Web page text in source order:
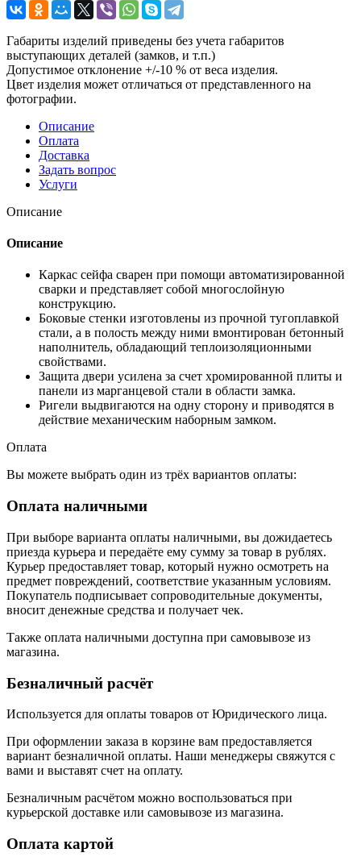
Габариты изделий приведены без учета габаритов
выступающих деталей (замков, и т.п.)
Допустимое отклонение +/-10 % от веса изделия.
Цвет изделия может отличаться от представленного на
фотографии.
Описание
Оплата
Доставка
Задать вопрос
Услуги
Описание
Описание
Каркас сейфа сварен при помощи автоматизированной
сварки и представляет собой многослойную
конструкцию.
Боковые стенки изготовлены из прочной тугоплавкой
стали, а в полость между ними вмонтирован бетонный
наполнитель, обладающий теплоизоляционными
свойствами.
Защита двери усилена за счет хромированной плиты и
панели из марганцевой стали в области замка.
Ригели выдвигаются на одну сторону и приводятся в
действие механическим наборным замком.
Оплата
Вы можете выбрать один из трёх вариантов оплаты:
Оплата наличными
При выборе варианта оплаты наличными, вы дожидаетесь
приезда курьера и передаёте ему сумму за товар в рублях.
Курьер предоставляет товар, который нужно осмотреть на
предмет повреждений, соответствие указанным условиям.
Покупатель подписывает сопроводительные документы,
вносит денежные средства и получает чек.
Также оплата наличными доступна при самовывозе из
магазина.
Безналичный расчёт
Используется для оплаты товаров от Юридического лица.
При оформлении заказа в корзине вам предоставляется
вариант безналичной оплаты. Наши менеджеры свяжутся с
вами и выставят счет на оплату.
Безналичным расчётом можно воспользоваться при
курьерской доставке или самовывозе из магазина.
Оплата картой